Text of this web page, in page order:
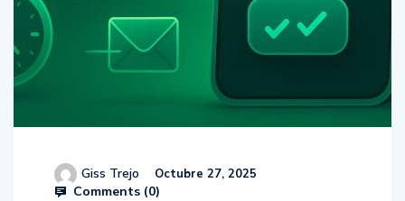
Giss Trejo Octubre 27, 2025
Comments (0)